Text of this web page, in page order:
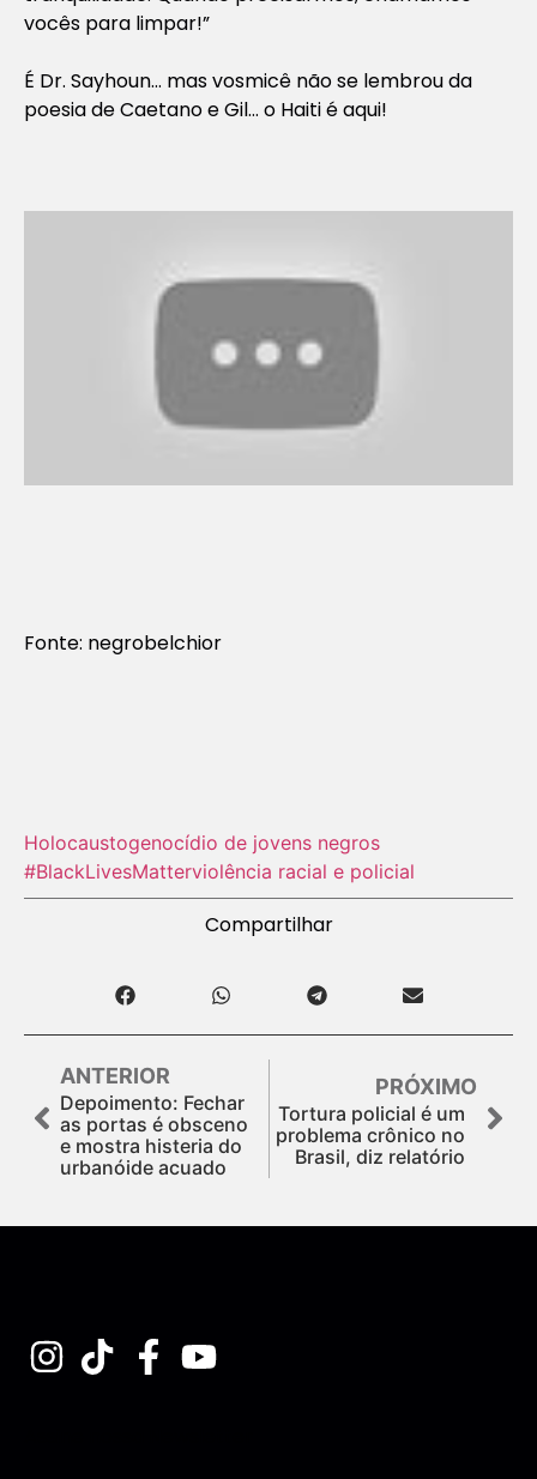
vocês para limpar!”
É Dr. Sayhoun… mas vosmicê não se lembrou da
poesia de Caetano e Gil… o Haiti é aqui!
Fonte: negrobelchior
Holocausto‬genocídio de jovens negros
#BlackLivesMatterviolência racial e policial
Compartilhar
ANTERIOR
Depoimento: Fechar
as portas é obsceno
e mostra histeria do
urbanóide acuado
PRÓXIMO
Tortura policial é um
problema crônico no
Brasil, diz relatório